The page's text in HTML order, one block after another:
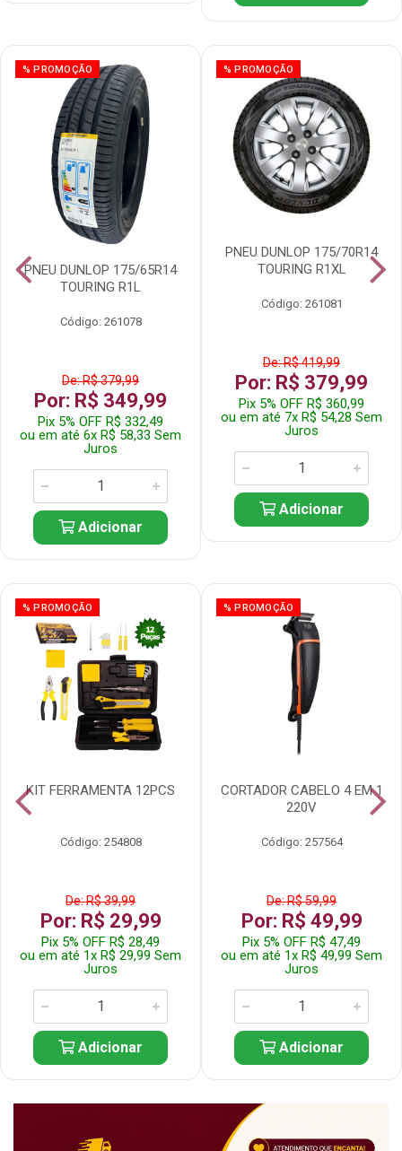
% PROMOÇÃO
PNEU DUNLOP 175/65R14
TOURING R1L
Código: 261078
De: R$ 379,99
Por: R$ 349,99
Pix 5% OFF R$ 332,49
ou em até 6x R$ 58,33 Sem
Juros
Adicionar
% PROMOÇÃO
PNEU DUNLOP 175/70R14
TOURING R1XL
Código: 261081
De: R$ 419,99
Por: R$ 379,99
Pix 5% OFF R$ 360,99
ou em até 7x R$ 54,28 Sem
Juros
Adicionar
% PROMOÇÃO
KIT FERRAMENTA 12PCS
Código: 254808
De: R$ 39,99
Por: R$ 29,99
Pix 5% OFF R$ 28,49
ou em até 1x R$ 29,99 Sem
Juros
Adicionar
% PROMOÇÃO
CORTADOR CABELO 4 EM 1
220V
Código: 257564
De: R$ 59,99
Por: R$ 49,99
Pix 5% OFF R$ 47,49
ou em até 1x R$ 49,99 Sem
Juros
Adicionar